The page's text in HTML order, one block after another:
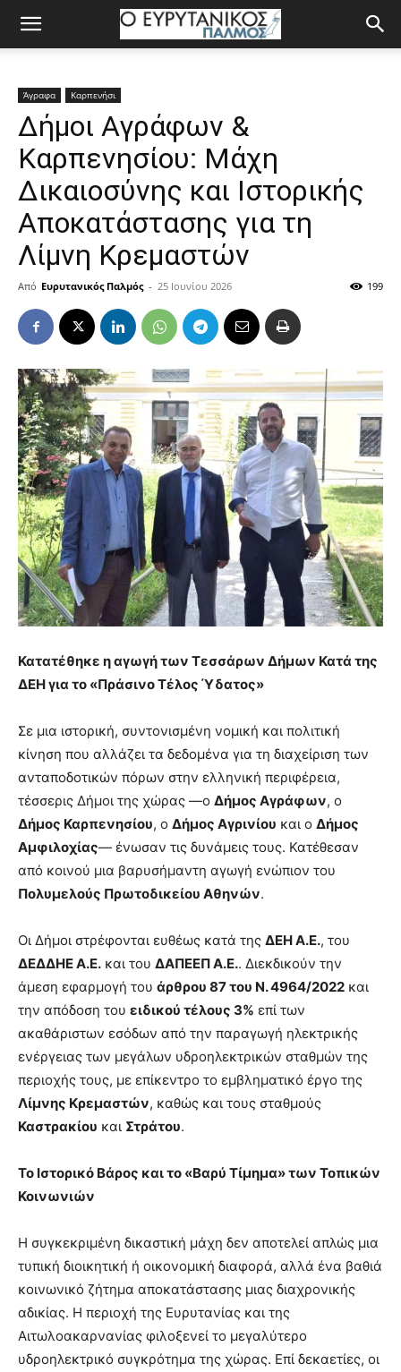
Άγραφα Καρπενήσι
Δήμοι Αγράφων &
Καρπενησίου: Μάχη
Δικαιοσύνης και Ιστορικής
Αποκατάστασης για τη
Λίμνη Κρεμαστών
Από Ευρυτανικός Παλμός - 25 Ιουνίου 2026 199
Κατατέθηκε η αγωγή των Τεσσάρων Δήμων Κατά της
ΔΕΗ για το «Πράσινο Τέλος Ύδατος»
Σε μια ιστορική, συντονισμένη νομική και πολιτική
κίνηση που αλλάζει τα δεδομένα για τη διαχείριση των
ανταποδοτικών πόρων στην ελληνική περιφέρεια,
τέσσερις Δήμοι της χώρας —ο Δήμος Αγράφων, ο
Δήμος Καρπενησίου, ο Δήμος Αγρινίου και ο Δήμος
Αμφιλοχίας— ένωσαν τις δυνάμεις τους. Κατέθεσαν
από κοινού μια βαρυσήμαντη αγωγή ενώπιον του
Πολυμελούς Πρωτοδικείου Αθηνών.
Οι Δήμοι στρέφονται ευθέως κατά της ΔΕΗ Α.Ε., του
ΔΕΔΔΗΕ Α.Ε. και του ΔΑΠΕΕΠ Α.Ε.. Διεκδικούν την
άμεση εφαρμογή του άρθρου 87 του Ν. 4964/2022 και
την απόδοση του ειδικού τέλους 3% επί των
ακαθάριστων εσόδων από την παραγωγή ηλεκτρικής
ενέργειας των μεγάλων υδροηλεκτρικών σταθμών της
περιοχής τους, με επίκεντρο το εμβληματικό έργο της
Λίμνης Κρεμαστών, καθώς και τους σταθμούς
Καστρακίου και Στράτου.
Το Ιστορικό Βάρος και το «Βαρύ Τίμημα» των Τοπικών
Κοινωνιών
Η συγκεκριμένη δικαστική μάχη δεν αποτελεί απλώς μια
τυπική διοικητική ή οικονομική διαφορά, αλλά ένα βαθιά
κοινωνικό ζήτημα αποκατάστασης μιας διαχρονικής
αδικίας. Η περιοχή της Ευρυτανίας και της
Αιτωλοακαρνανίας φιλοξενεί το μεγαλύτερο
υδροηλεκτρικό συγκρότημα της χώρας. Επί δεκαετίες, οι